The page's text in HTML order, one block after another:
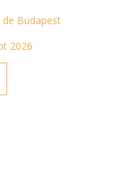
Budapest
2026